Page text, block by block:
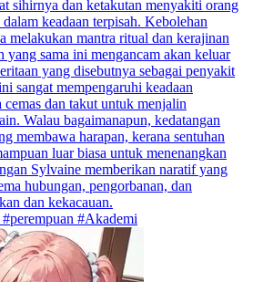
sihirnya dan ketakutan menyakiti orang
keadaan terpisah. Kebolehan
melakukan mantra ritual dan kerajinan
yang sama ini mengancam akan keluar
yang disebutnya sebagai penyakit
sangat mempengaruhi keadaan
dan takut untuk menjalin
Walau bagaimanapun, kedatangan
membawa harapan, kerana sentuhan
luar biasa untuk menenangkan
Sylvaine memberikan naratif yang
hubungan, pengorbanan, dan
dan kekacauan.
#Akademi